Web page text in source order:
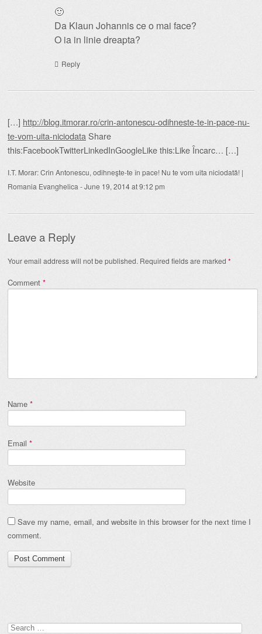
🙂
Da Klaun Johannis ce o mai face?
O ia in linie dreapta?
Reply
[…] http://blog.itmorar.ro/crin-antonescu-odihneste-te-in-pace-nu-
te-vom-uita-niciodata Share
this:FacebookTwitterLinkedInGoogleLike this:Like Încarc… […]
I.T. Morar: Crin Antonescu, odihneşte-te în pace! Nu te vom uita niciodată! |
Romania Evanghelica -June 19, 2014 at 9:12 pm
Leave a Reply
Your email address will not be published. Required fields are marked *
Comment *
Name *
Email *
Website
Save my name, email, and website in this browser for the next time I
comment.
Search